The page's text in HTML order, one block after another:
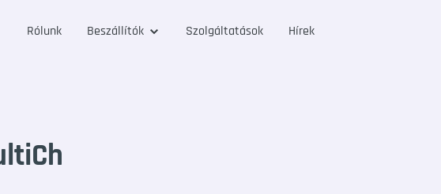
Rólunk Beszállítók Szolgáltatások Hírek